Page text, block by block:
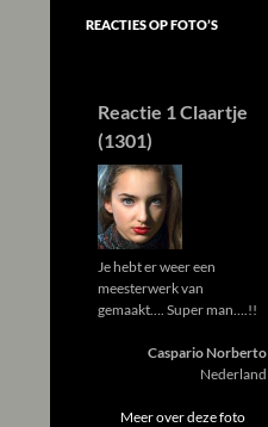
REACTIES OP FOTO’S
Reactie 1 Claartje
(1301)
Je hebt er weer een
meesterwerk van
gemaakt…. Super man….!!
Caspario Norberto
Nederland
Meer over deze foto